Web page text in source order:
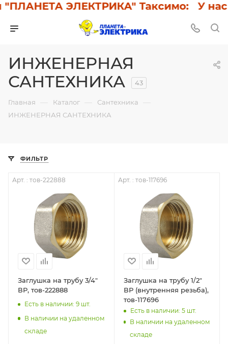
ЭЛЕКТРИКА" Таксимо: У нас
ИНЖЕНЕРНАЯ
САНТЕХНИКА
43
Главная — Каталог — Сантехника —
ИНЖЕНЕРНАЯ САНТЕХНИКА
ФИЛЬТР
Арт. : тов-222888
Заглушка на трубу 3/4"
ВР, тов-222888
Есть в наличии: 9 шт.
В наличии на удаленном
складе
Арт. : тов-117696
Заглушка на трубу 1/2"
ВР (внутренняя резьба),
тов-117696
Есть в наличии: 5шт.
В наличии на удаленном
складе